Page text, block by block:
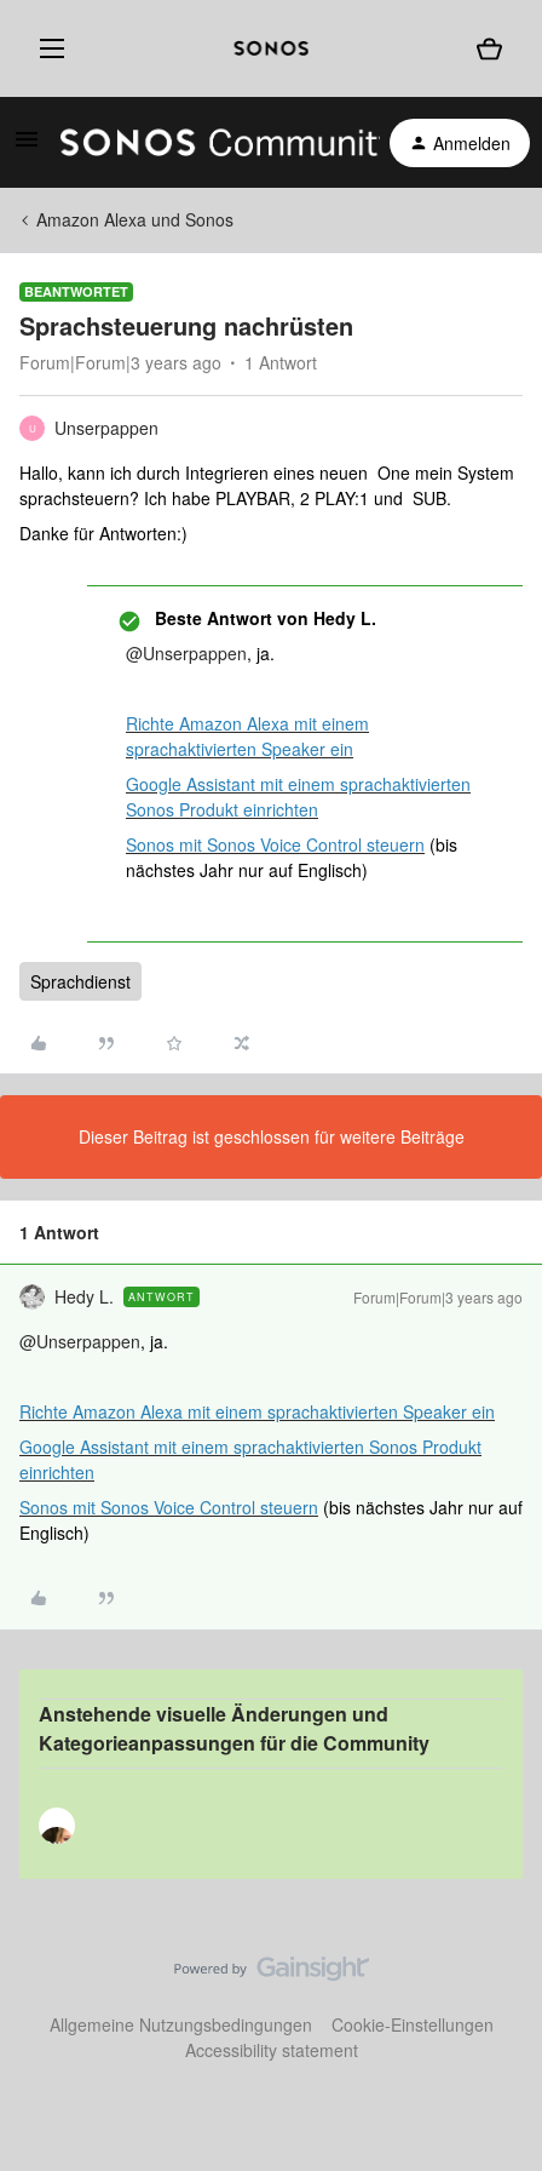
Anmelden
Amazon Alexa und Sonos
BEANTWORTET
Sprachsteuerung nachrüsten
Forum|Forum|3 years ago 1 Antwort
U
Unserpappen
Hallo, kann ich durch Integrieren eines neuen One mein System
sprachsteuern? Ich habe PLAYBAR, 2 PLAY:1 und SUB.
Danke für Antworten:)
Beste Antwort von Hedy L.
@Unserpappen, ja.
Richte Amazon Alexa mit einem
sprachaktivierten Speaker ein
Google Assistant mit einem sprachaktivierten
Sonos Produkt einrichten
Sonos mit Sonos Voice Control steuern (bis
nächstes Jahr nur auf Englisch)
Sprachdienst
Dieser Beitrag ist geschlossen für weitere Beiträge
1 Antwort
Hedy L. ANTWORT Forum|Forum|3 years ago
@Unserpappen, ja.
Richte Amazon Alexa mit einem sprachaktivierten Speaker ein
Google Assistant mit einem sprachaktivierten Sonos Produkt
einrichten
Sonos mit Sonos Voice Control steuern (bis nächstes Jahr nur auf
Englisch)
Anstehende visuelle Änderungen und
Kategorieanpassungen für die Community
Allgemeine Nutzungsbedingungen
Cookie-Einstellungen
Accessibility statement